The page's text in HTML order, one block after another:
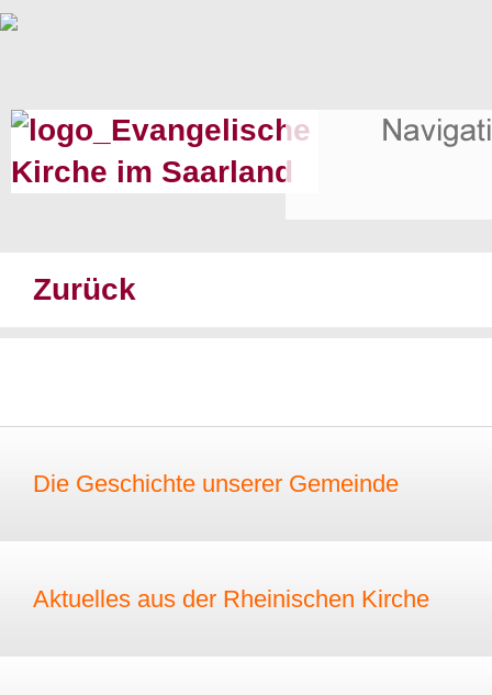
Zurück
Die Geschichte unserer Gemeinde
Aktuelles aus der Rheinischen Kirche